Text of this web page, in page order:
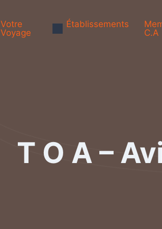
Votre
Voyage
Établissements
C.A
T O A –